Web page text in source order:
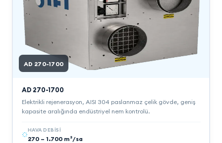
AD 270-1700
AD 270-1700
Elektrikli rejenerasyon, AISI 304 paslanmaz çelik gövde, geniş
kapasite aralığında endüstriyel nem kontrolü.
HAVA DEBISI
270 – 1.700 m³/sa